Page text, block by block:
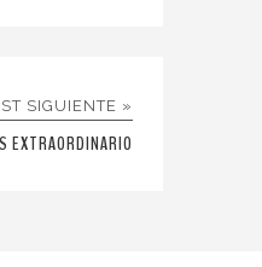
SIGUIENTE »
EXTRAORDINARIO